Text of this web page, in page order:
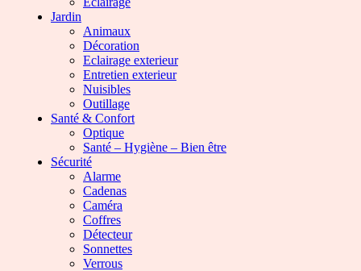
Jardin
Animaux
Décoration
Eclairage exterieur
Entretien exterieur
Nuisibles
Outillage
Santé & Confort
Optique
Santé – Hygiène – Bien être
Sécurité
Alarme
Cadenas
Caméra
Coffres
Détecteur
Sonnettes
Verrous